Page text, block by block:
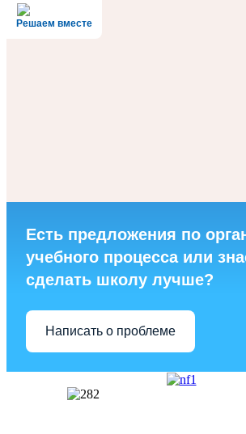
Решаем вместе
Есть предложения по
учебного процесса или
сделать школу лучше?
Написать о проблеме